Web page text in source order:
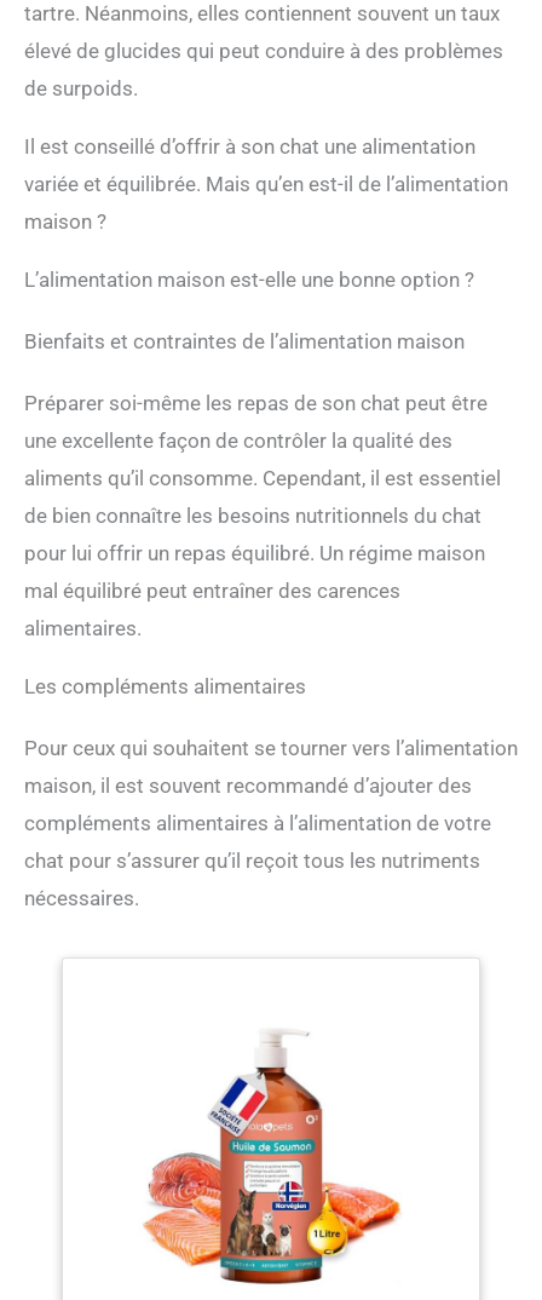
tartre. Néanmoins, elles contiennent souvent un taux
élevé de glucides qui peut conduire à des problèmes
de surpoids.
Il est conseillé d’offrir à son chat une alimentation
variée et équilibrée. Mais qu’en est-il de l’alimentation
maison ?
L’alimentation maison est-elle une bonne option ?
Bienfaits et contraintes de l’alimentation maison
Préparer soi-même les repas de son chat peut être
une excellente façon de contrôler la qualité des
aliments qu’il consomme. Cependant, il est essentiel
de bien connaître les besoins nutritionnels du chat
pour lui offrir un repas équilibré. Un régime maison
mal équilibré peut entraîner des carences
alimentaires.
Les compléments alimentaires
Pour ceux qui souhaitent se tourner vers l’alimentation
maison, il est souvent recommandé d’ajouter des
compléments alimentaires à l’alimentation de votre
chat pour s’assurer qu’il reçoit tous les nutriments
nécessaires.